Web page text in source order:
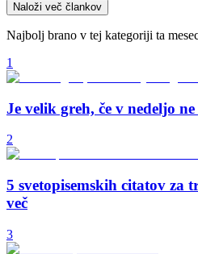
Naloži več člankov
Najbolj brano v tej kategoriji ta
1
Je velik greh, če v nedeljo
2
5 svetopisemskih citatov za
več
3